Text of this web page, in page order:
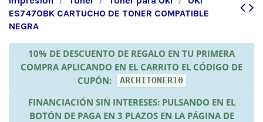
ES7470BK CARTUCHO DE TONER COMPATIBLE
NEGRA
10% DE DESCUENTO DE REGALO EN TU PRIMERA
COMPRA APLICANDO EN EL CARRITO EL CÓDIGO DE
CUPÓN:
ARCHITONER10
FINANCIACIÓN SIN INTERESES: PULSANDO EN EL
BOTÓN DE PAGA EN 3 PLAZOS EN LA PÁGINA DE